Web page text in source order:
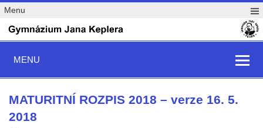
Menu
MENU
MATURITNÍ ROZPIS 2018 – verze 16. 5.
2018